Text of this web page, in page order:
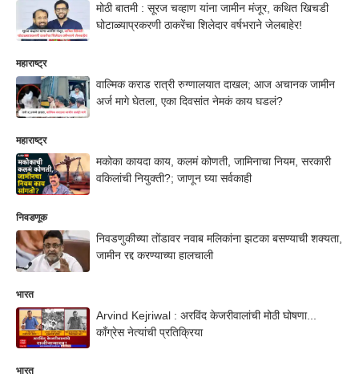
मोठी बातमी : सूरज चव्हाण यांना जामीन मंजूर, कथित खिचडी
घोटाळ्याप्रकरणी ठाकरेंचा शिलेदार वर्षभराने जेलबाहेर!
महाराष्ट्र
वाल्मिक कराड रात्री रुग्णालयात दाखल; आज अचानक जामीन
अर्ज मागे घेतला, एका दिवसांत नेमकं काय घडलं?
महाराष्ट्र
मकोका कायदा काय, कलमं कोणती, जामिनाचा नियम, सरकारी
वकिलांची नियुक्ती?; जाणून घ्या सर्वकाही
निवडणूक
निवडणुकीच्या तोंडावर नवाब मलिकांना झटका बसण्याची शक्यता,
जामीन रद्द करण्याच्या हालचाली
भारत
Arvind Kejriwal : अरविंद केजरीवालांची मोठी घोषणा...
काँग्रेस नेत्यांची प्रतिक्रिया
भारत